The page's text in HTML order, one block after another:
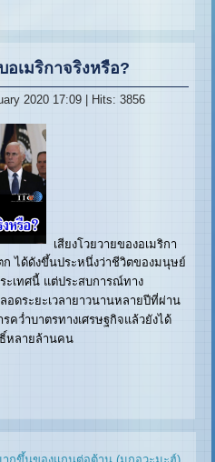
เมริกาจริงหรือ?
2020 17:09 | Hits: 3856
เสียงโวยวายของอเมริกา
ก ได้ดังขึ้นประหนึ่งว่าชีวิตของมนุษย์
เทศนี้ แต่ประสบการณ์ทาง
อดระยะเวลายาวนานหลายปีที่ผ่าน
คว่ำบาตรทางเศรษฐกิจแล้วยังได้
หลายล้านคน